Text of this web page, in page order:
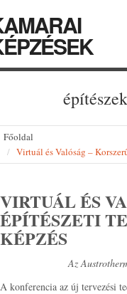
Főoldal
Virtuál és Valóság –
VIRTUÁL ÉS
ÉPÍTÉSZETI
KÉPZÉS
Az
A konferencia az új tervezési